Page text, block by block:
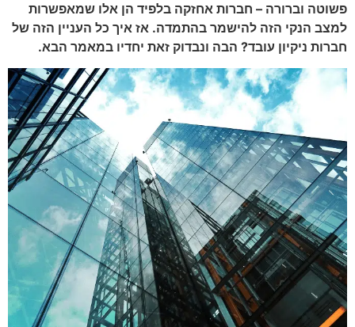
פשוטה וברורה – חברות אחזקה בלפיד הן אלו שמאפשרות
למצב הנקי הזה להישמר בהתמדה. אז איך כל העניין הזה של
חברות ניקיון עובד? הבה ונבדוק זאת יחדיו במאמר הבא.